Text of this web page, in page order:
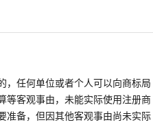
，任何单位或者个人可以向商标局
等客观事由，未能实际使用注册商
准备，但因其他客观事由尚未实际